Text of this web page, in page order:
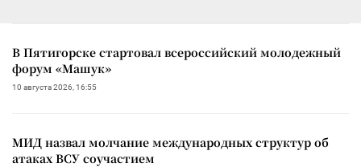
В Пятигорске стартовал всероссийский молодежный
форум «Машук»
10 августа 2026, 16:55
МИД назвал молчание международных структур об
атаках ВСУ соучастием